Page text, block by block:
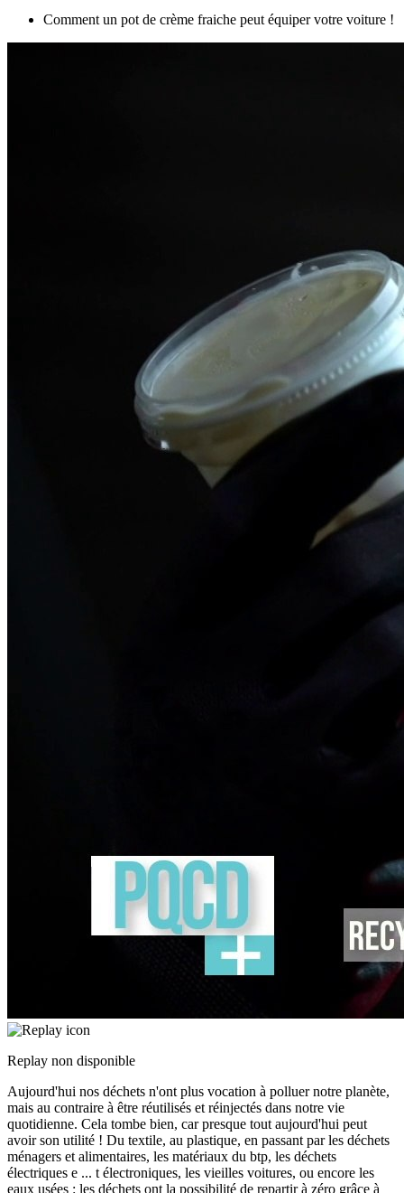
Comment un pot de crème fraiche peut équiper votre voiture !
Replay non disponible
Aujourd'hui nos déchets n'ont plus vocation à polluer notre planète,
mais au contraire à être réutilisés et réinjectés dans notre vie
quotidienne. Cela tombe bien, car presque tout aujourd'hui peut
avoir son utilité ! Du textile, au plastique, en passant par les déchets
ménagers et alimentaires, les matériaux du btp, les déchets
électriques e ... t électroniques, les vieilles voitures, ou encore les
eaux usées : les déchets ont la possibilité de repartir à zéro grâce à